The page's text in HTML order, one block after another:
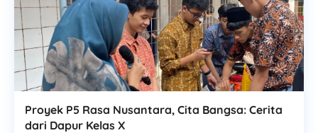
Proyek P5 Rasa Nusantara, Cita Bangsa: Cerita
dari Dapur Kelas X